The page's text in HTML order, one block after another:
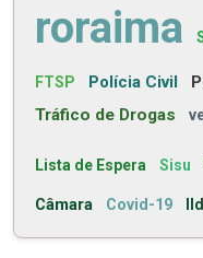
roraima
FTSP Polícia Civil
Tráfico de Drogas
Lista de Espera Sisu
Câmara Covid-19